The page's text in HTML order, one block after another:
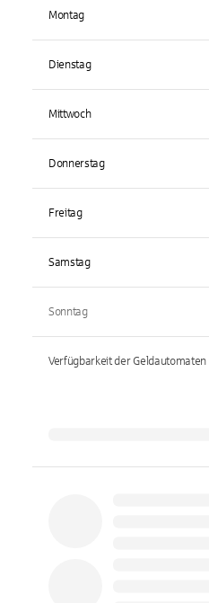
Montag
Dienstag
Mittwoch
Donnerstag
Freitag
Samstag
Sonntag
Verfügbarkeit der Geldautomaten